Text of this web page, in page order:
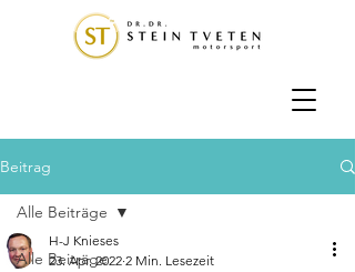
Beitrag
Alle Beiträge
Alle Beiträge
H-J Knieses
23. Apr. 2022 2 Min. Lesezeit